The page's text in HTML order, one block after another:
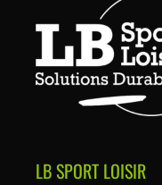
LB SPORT LOISIR